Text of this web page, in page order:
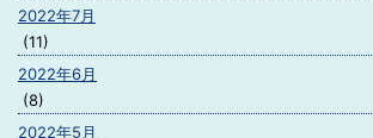
2022年7月
(11)
2022年6月
(8)
2022年5月